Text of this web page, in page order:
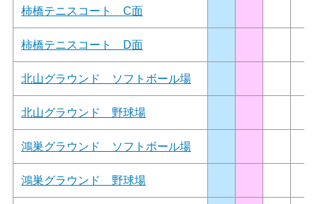
柿橋テニスコート C面
柿橋テニスコート D面
北山グラウンド ソフトボール場
北山グラウンド 野球場
鴻巣グラウンド ソフトボール場
鴻巣グラウンド 野球場